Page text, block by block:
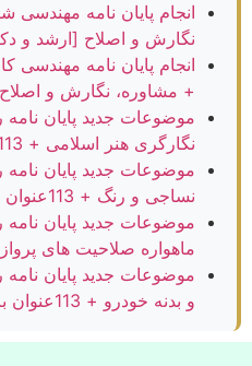
انجام پایان نامه مهندسی
نگارش و اصلاح [ارشد و
انجام پایان نامه مهندسی
+ مشاوره، نگارش و
موضوعات جدید پایان
نگارگری هنر اسلامی + 113عنوان بروز
موضوعات جدید پایان
نساجی و رنگ + 113عنوان بروز
موضوعات جدید پایان
ماهواره صلاحیت های پروازی +
موضوعات جدید پایان
و بدنه خودرو + 113عنوان بروز